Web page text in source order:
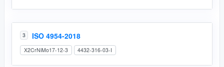
3 ISO 4954-2018
X2CrNiMo17-12-3 4432-316-03-I